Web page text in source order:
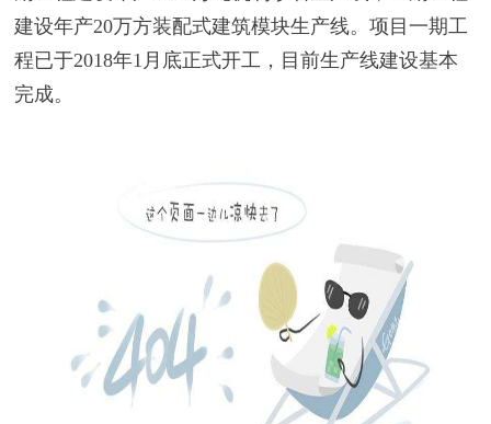
建设年产20万方装配式建筑模块生产线。项目一期工
程已于2018年1月底正式开工，目前生产线建设基本
完成。